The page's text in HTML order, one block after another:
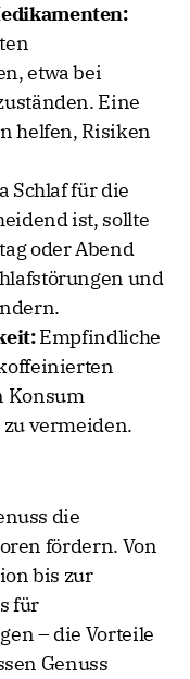
etwa bei
Eine
helfen, Risiken
Schlaf für die
ist, sollte
oder Abend
und
Empfindliche
Konsum
vermeiden.
die
fördern. Von
bis zur
für
– die Vorteile
Genuss